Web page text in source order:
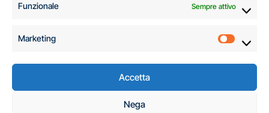
Funzionale Sempre attivo
Marketing
Accetta
Nega
C.A.S.I. – Centro